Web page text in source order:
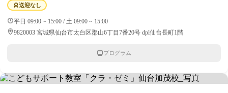
送迎なし
平日 09:00 ~ 15:00 / 土 09:00 ~ 15:00
9820003 宮城県仙台市太白区郡山6丁目7番20号 dpl仙台長町1階
プログラム